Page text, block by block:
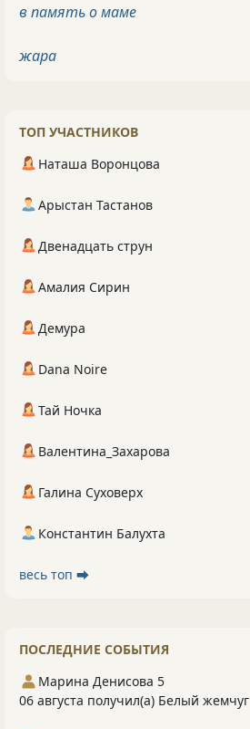
в память о маме
жара
ТОП УЧАСТНИКОВ
Наташа Воронцова
Арыстан Тастанов
Двенадцать струн
Амалия Сирин
Демура
Dana Noire
Тай Ночка
Валентина_Захарова
Галина Суховерх
Константин Балухта
весь топ ⮕
ПОСЛЕДНИЕ СОБЫТИЯ
Марина Денисова 5
06 августа получил(а) Белый жемчуг